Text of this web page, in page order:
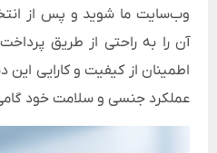
وب‌سایت ما شوید و پس از
آن را به راحتی از طریق
اطمینان از کیفیت و کارایی این
عملکرد جنسی و سلامت خود گامی